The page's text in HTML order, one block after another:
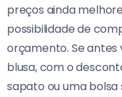
preços ainda
possibilidade de
orçamento. Se
blusa, com o
sapato ou uma